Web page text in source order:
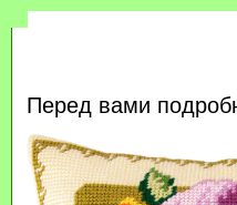
Перед вами